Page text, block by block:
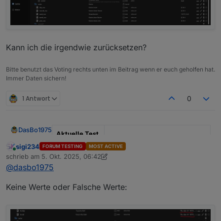
Zeitfenstern
Laufzeit- und Umwälzberechnung
Verbrauchs- und Kostenanalyse über
Telegram
Kann ich die irgendwie zurücksetzen?
Bitte benutzt das Voting rechts unten im Beitrag wenn er euch geholfen hat.
Immer Daten sichern!
1 Antwort 0
DasBo1975
Aktuelle Test
Version
1.4.1
Veröffentlichu
Github Link
https://github.com/DasBo1975/i
Adapter-Beschreibung
Online
sigi234 FORUM TESTING MOST ACTIVE
schrieb am 5. Okt. 2025, 06:42
zuletzt editiert von sigi23410. Mai 2025, 08:56
@dasbo1975
Keine Werte oder Falsche Werte: